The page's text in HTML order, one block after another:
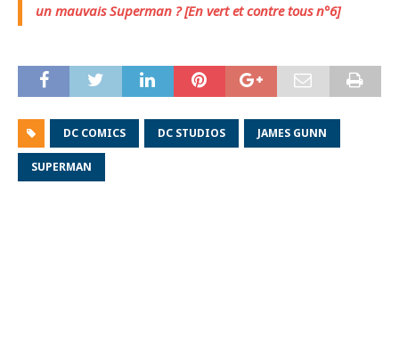
un mauvais Superman ? [En vert et contre tous n°6]
DC COMICS DC STUDIOS JAMES GUNN
SUPERMAN